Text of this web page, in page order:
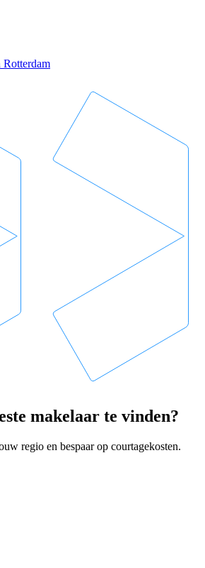
makelaar te vinden?
regio en bespaar op courtagekosten.